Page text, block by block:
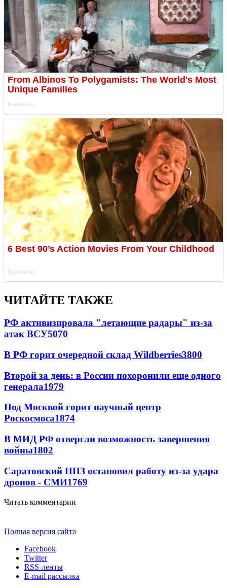
ЧИТАЙТЕ ТАКЖЕ
РФ активизировала "летающие радары" из-за
атак ВСУ5070
В РФ горит очередной склад Wildberries3800
Второй за день: в России похоронили еще одного
генерала1979
Под Москвой горит научный центр
Роскосмоса1874
В МИД РФ отвергли возможность завершения
войны1802
Саратовский НПЗ остановил работу из-за удара
дронов - СМИ1769
Читать комментарии
Полная версия сайта
Facebook
Twitter
RSS-ленты
E-mail рассылка